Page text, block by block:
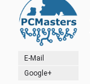
E-Mail
Google+